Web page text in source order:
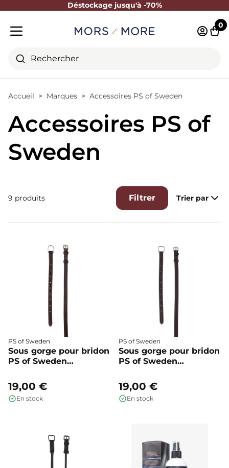
Déstockage jusqu'à -70%
Fermer
Rechercher
0
Accueil Marques Accessoires PS of Sweden
Accessoires PS of
Sweden
9 produits Filtrer Trier par
PS of Sweden
Sous gorge pour bridon
PS of Sweden
Sweden
19,00 €
En stock
PS of Sweden
Sous gorge pour bridon
PS of Sweden
PS of Sweden
19,00 €
En stock